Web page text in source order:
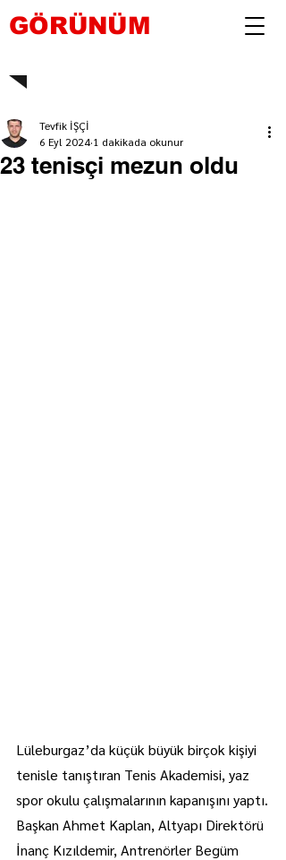
GÖRÜNÜM
23 tenisçi mezun oldu
Tevfik İŞÇİ
6 Eyl 2024 1 dakikada okunur
Lüleburgaz’da küçük büyük birçok kişiyi
tenisle tanıştıran Tenis Akademisi, yaz
spor okulu çalışmalarının kapanışını yaptı.
Başkan Ahmet Kaplan, Altyapı Direktörü
İnanç Kızıldemir, Antrenörler Begüm